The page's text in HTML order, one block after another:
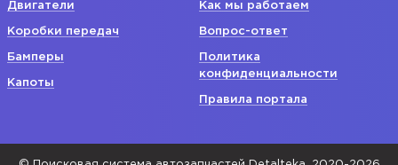
Двигатели
Коробки передач
Бамперы
Капоты
Как мы работаем
Вопрос-ответ
Политика
конфиденциальности
Правила портала